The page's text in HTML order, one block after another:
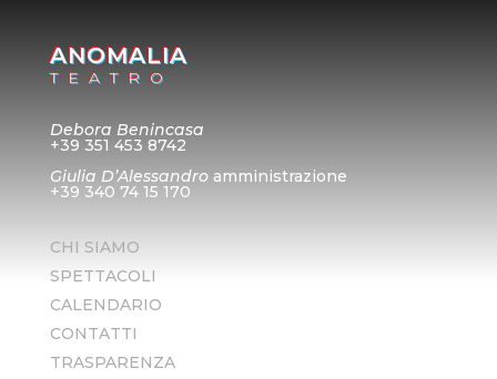
ANOMALIA
TEATRO
Debora Benincasa
+39 351 453 8742
Giulia D’Alessandroamministrazione
+39 340 74 15 170
CHI SIAMO
SPETTACOLI
CALENDARIO
CONTATTI
TRASPARENZA